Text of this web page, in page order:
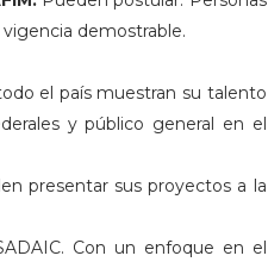
demostrable.
el país muestran su talento
y público general en el
presentar sus proyectos a la
Con un enfoque en el